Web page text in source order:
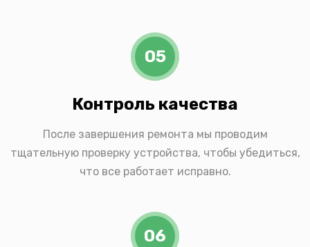
05
Контроль качества
После завершения ремонта мы проводим
тщательную проверку устройства, чтобы убедиться,
что все работает исправно.
06